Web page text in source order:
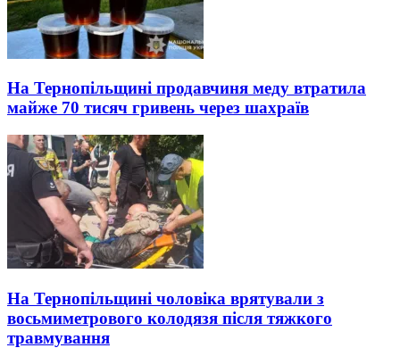
На Тернопільщині продавчиня меду втратила
майже 70 тисяч гривень через шахраїв
На Тернопільщині чоловіка врятували з
восьмиметрового колодязя після тяжкого
травмування